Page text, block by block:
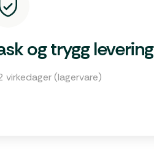
og trygg levering
virkedager (lagervare)